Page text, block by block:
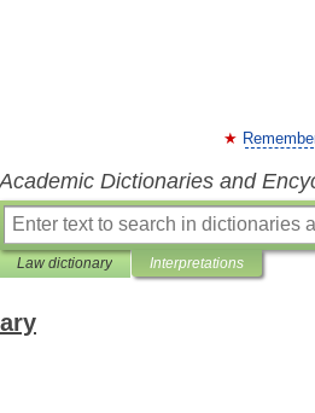
Academic Dictionaries and
Law dictionary Interpretations